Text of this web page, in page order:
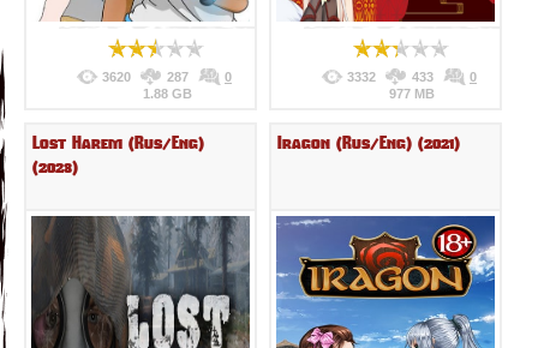
3620 287
0
1.88 GB
3332 433
0
977 MB
Lost Harem (Rus/Eng)
(2023)
Iragon (Rus/Eng) (2021)